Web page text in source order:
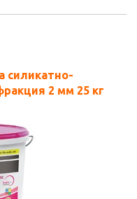
силикатно-
2 мм 25 кг